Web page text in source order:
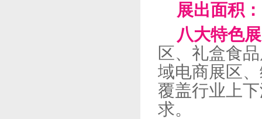
展出面积：
八大特色
区、礼盒食
域电商展区
覆盖行业上
求。